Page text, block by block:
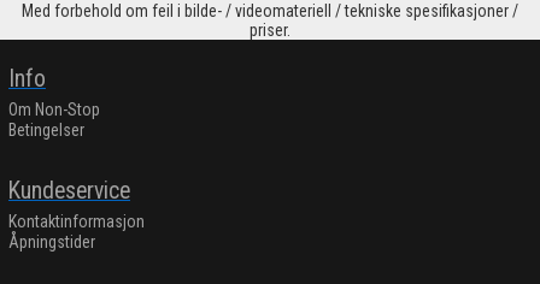
Med forbehold om feil i bilde- / videomateriell / tekniske spesifikasjoner /
priser.
Info
Om Non-Stop
Betingelser
Kundeservice
Kontaktinformasjon
Åpningstider